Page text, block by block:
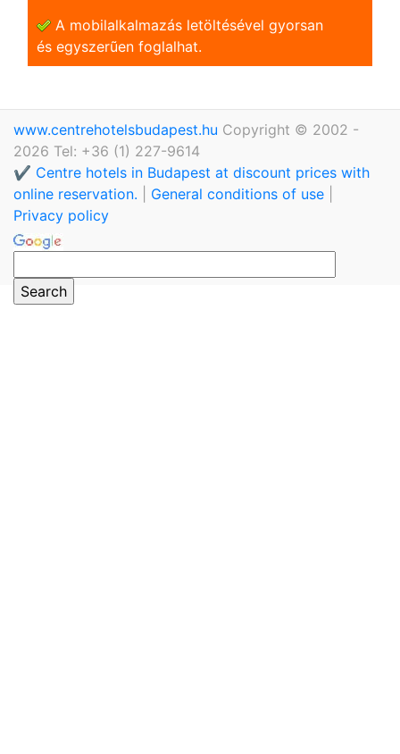
A mobilalkalmazás letöltésével gyorsan
és egyszerũen foglalhat.
www.centrehotelsbudapest.hu Copyright © 2002 -
2026 Tel: +36 (1) 227-9614
✔️ Centre hotels in Budapest at discount prices with
online reservation.
General conditions of use
Privacy policy